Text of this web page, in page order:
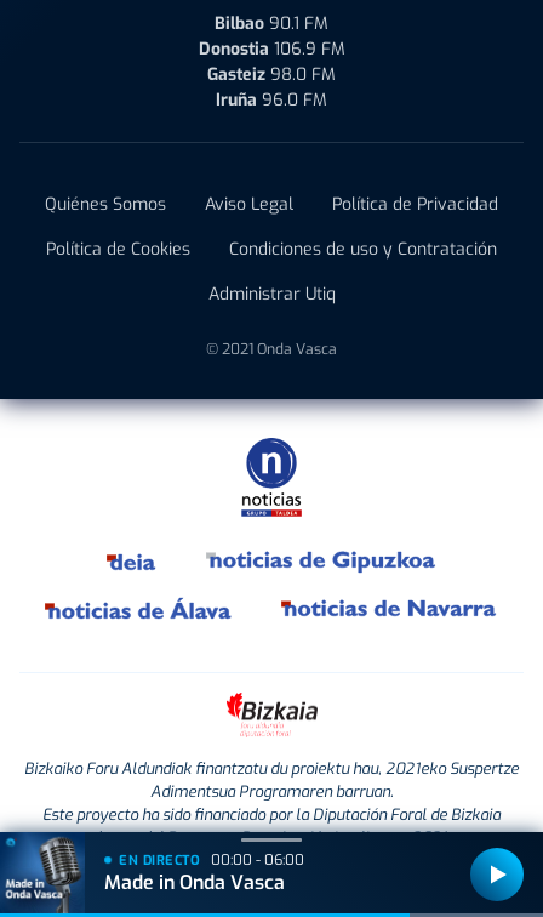
Bilbao 90.1 FM
Donostia 106.9 FM
Gasteiz 98.0 FM
Iruña 96.0 FM
Quiénes Somos Aviso Legal
Política de Privacidad
Política de Cookies
Condiciones de uso y Contratación
Administrar Utiq
© 2021 Onda Vasca
Bizkaiko Foru Aldundiak finantzatu du proiektu hau, 2021eko Suspertze
Adimentsua Programaren barruan.
Este proyecto ha sido financiado por la Diputación Foral de Bizkaia
dentro del Programa Reactivación Inteligente 2021.
EN DIRECTO 00:00 - 06:00
Made in Onda Vasca